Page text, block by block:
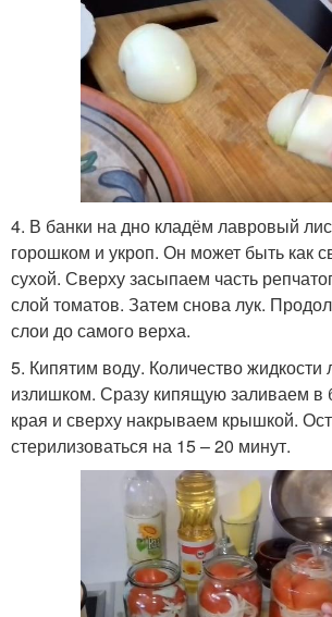
4. В банки на дно кладём лавровый
горошком и укроп. Он может быть как
сухой. Сверху засыпаем часть
слой томатов. Затем снова лук.
слои до самого верха.
5. Кипятим воду. Количество жидкости
излишком. Сразу кипящую заливаем в
края и сверху накрываем крышкой.
стерилизоваться на 15 – 20 минут.